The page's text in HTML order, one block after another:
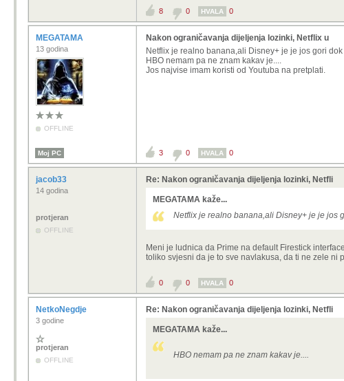
8 0 HVALA 0
MEGATAMA
13 godina
OFFLINE
Nakon ograničavanja dijeljenja lozinki, Netflix u
Netflix je realno banana,ali Disney+ je je jos gori
HBO nemam pa ne znam kakav je....
Jos najvise imam koristi od Youtuba na pretplati.
Moj PC 3 0 HVALA 0
jacob33
14 godina
protjeran
OFFLINE
Re: Nakon ograničavanja dijeljenja lozinki, Netfli
MEGATAMA kaže...
Netflix je realno banana,ali Disney+ je je jos
Meni je ludnica da Prime na default Firestick
toliko svjesni da je to sve navlakusa, da ti ne zele ni
0 0 HVALA 0
NetkoNegdje
3 godine
protjeran
OFFLINE
Re: Nakon ograničavanja dijeljenja lozinki, Netfli
MEGATAMA kaže...
HBO nemam pa ne znam kakav je....